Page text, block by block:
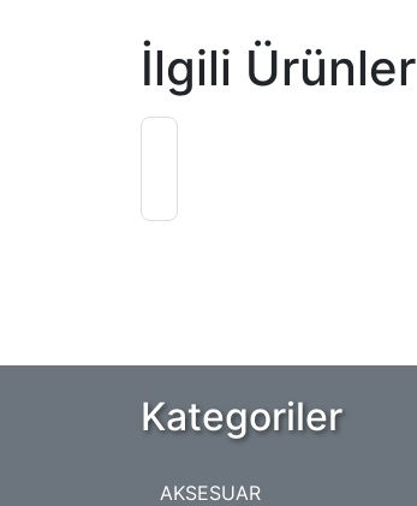
İlgili Ürünler
Kategoriler
AKSESUAR